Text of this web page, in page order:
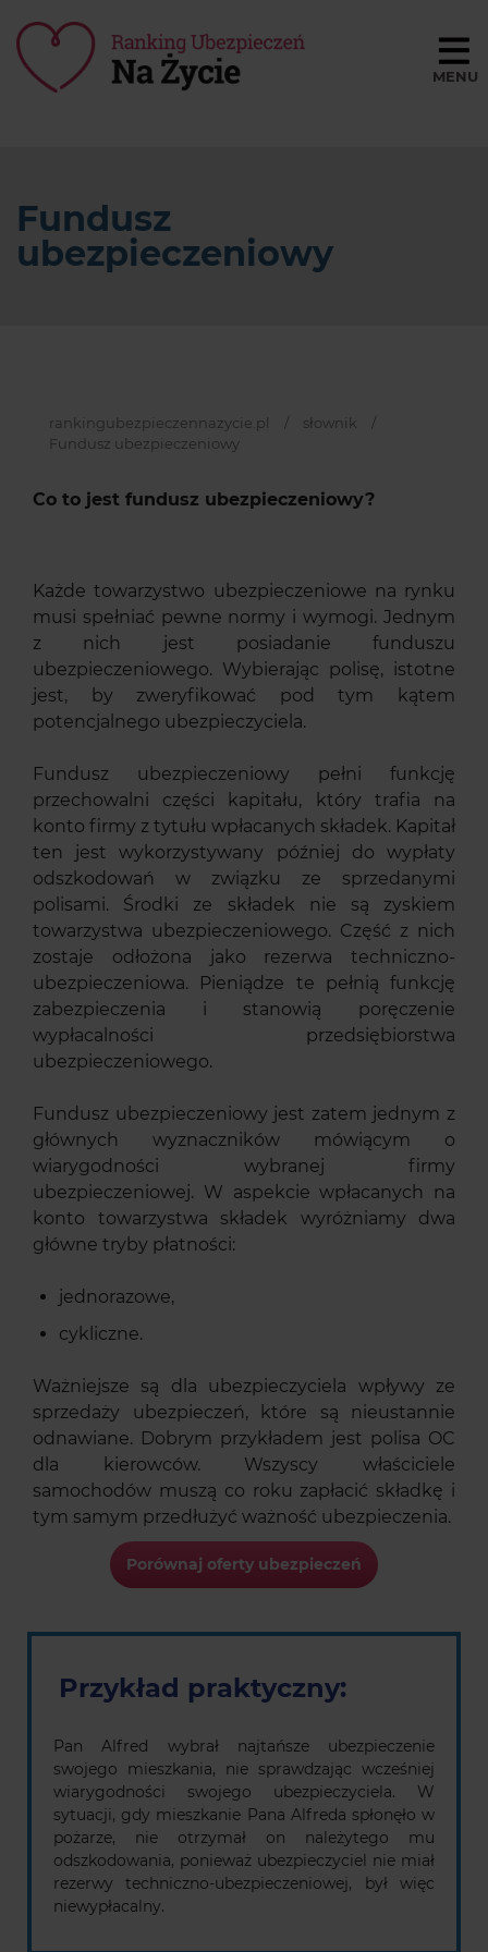
Fundusz
ubezpieczeniowy
rankingubezpieczennazycie.pl / słownik
/
Fundusz ubezpieczeniowy
Co to jest fundusz ubezpieczeniowy?
Każde towarzystwo ubezpieczeniowe na rynku
musi spełniać pewne normy i wymogi. Jednym
z nich jest posiadanie funduszu
ubezpieczeniowego. Wybierając polisę, istotne
jest, by zweryfikować pod tym kątem
potencjalnego ubezpieczyciela.
Fundusz ubezpieczeniowy pełni funkcję
przechowalni części kapitału, który trafia na
konto firmy z tytułu wpłacanych składek. Kapitał
ten jest wykorzystywany później do wypłaty
odszkodowań w związku ze sprzedanymi
polisami. Środki ze składek nie są zyskiem
towarzystwa ubezpieczeniowego. Część z nich
zostaje odłożona jako rezerwa techniczno-
ubezpieczeniowa. Pieniądze te pełnią funkcję
zabezpieczenia i stanowią poręczenie
wypłacalności przedsiębiorstwa
ubezpieczeniowego.
Fundusz ubezpieczeniowy jest zatem jednym z
głównych wyznaczników mówiącym o
wiarygodności wybranej firmy
ubezpieczeniowej. W aspekcie wpłacanych na
konto towarzystwa składek wyróżniamy dwa
główne tryby płatności:
jednorazowe,
cykliczne.
Ważniejsze są dla ubezpieczyciela wpływy ze
sprzedaży ubezpieczeń, które są nieustannie
odnawiane. Dobrym przykładem jest polisa OC
dla kierowców. Wszyscy właściciele
samochodów muszą co roku zapłacić składkę i
tym samym przedłużyć ważność ubezpieczenia.
Porównaj oferty ubezpieczeń
Przykład praktyczny:
Pan Alfred wybrał najtańsze ubezpieczenie
swojego mieszkania, nie sprawdzając wcześniej
wiarygodności swojego ubezpieczyciela. W
sytuacji, gdy mieszkanie Pana Alfreda spłonęło w
pożarze, nie otrzymał on należytego mu
odszkodowania, ponieważ ubezpieczyciel nie miał
rezerwy techniczno-ubezpieczeniowej, był więc
niewypłacalny.